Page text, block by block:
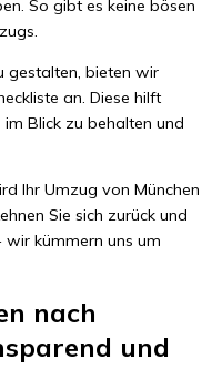
So gibt es keine bösen
gestalten, bieten wir
an. Diese hilft
Blick zu behalten und
Ihr Umzug von München
Sie sich zurück und
wir kümmern uns um
nach
und